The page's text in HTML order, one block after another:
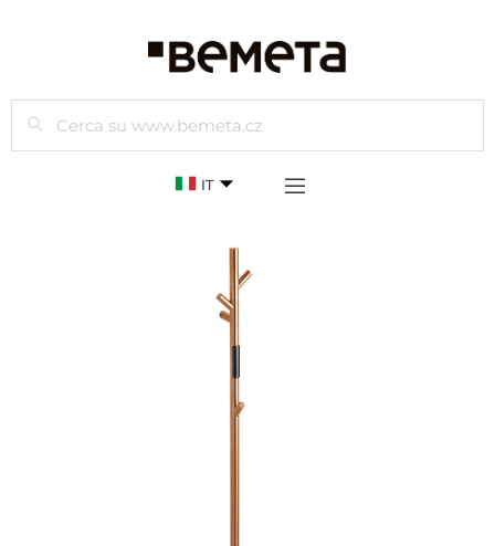
Cercare
IT